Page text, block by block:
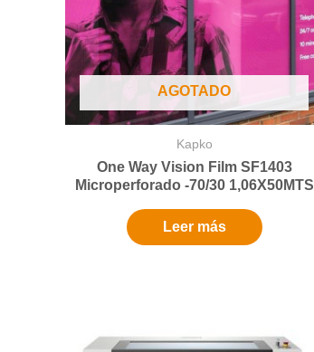
AGOTADO
Kapko
One Way Vision Film SF1403
Microperforado -70/30 1,06X50MTS
Leer más